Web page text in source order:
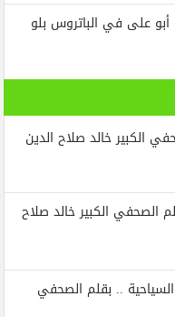
على في الباتروس بلو
الكبير خالد صلاح الدين
الصحفي الكبير خالد صلاح
.. بقلم الصحفي